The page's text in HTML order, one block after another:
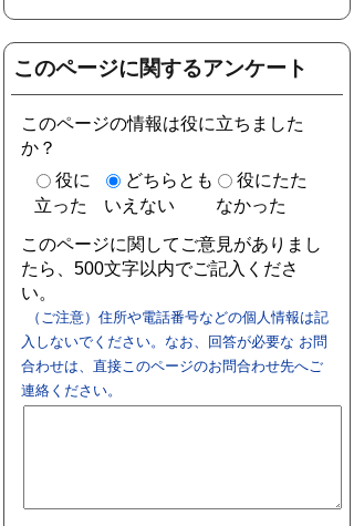
このページに関するアンケート
このページの情報は役に立ちました
か？
役に
立った
どちらとも
いえない
役にたた
なかった
このページに関してご意見がありまし
たら、500文字以内でご記入くださ
い。
（ご注意）住所や電話番号などの個人情報は記
入しないでください。なお、回答が必要な お問
合わせは、直接このページのお問合わせ先へご
連絡ください。